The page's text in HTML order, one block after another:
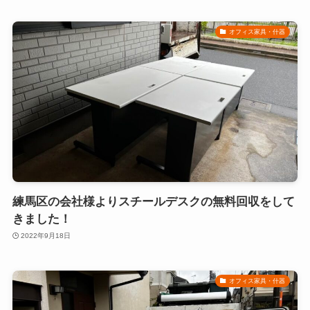
オフィス家具・什器
練馬区の会社様よりスチールデスクの無料回収をして
きました！
2022年9月18日
オフィス家具・什器